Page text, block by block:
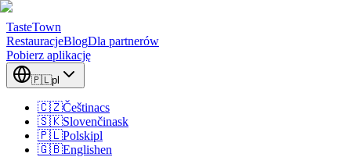
TasteTown
RestauracjeBlogDla partnerów
Pobierz aplikację
🇵🇱pl
🇨🇿Češtinacs
🇸🇰Slovenčinask
🇵🇱Polskipl
🇬🇧Englishen